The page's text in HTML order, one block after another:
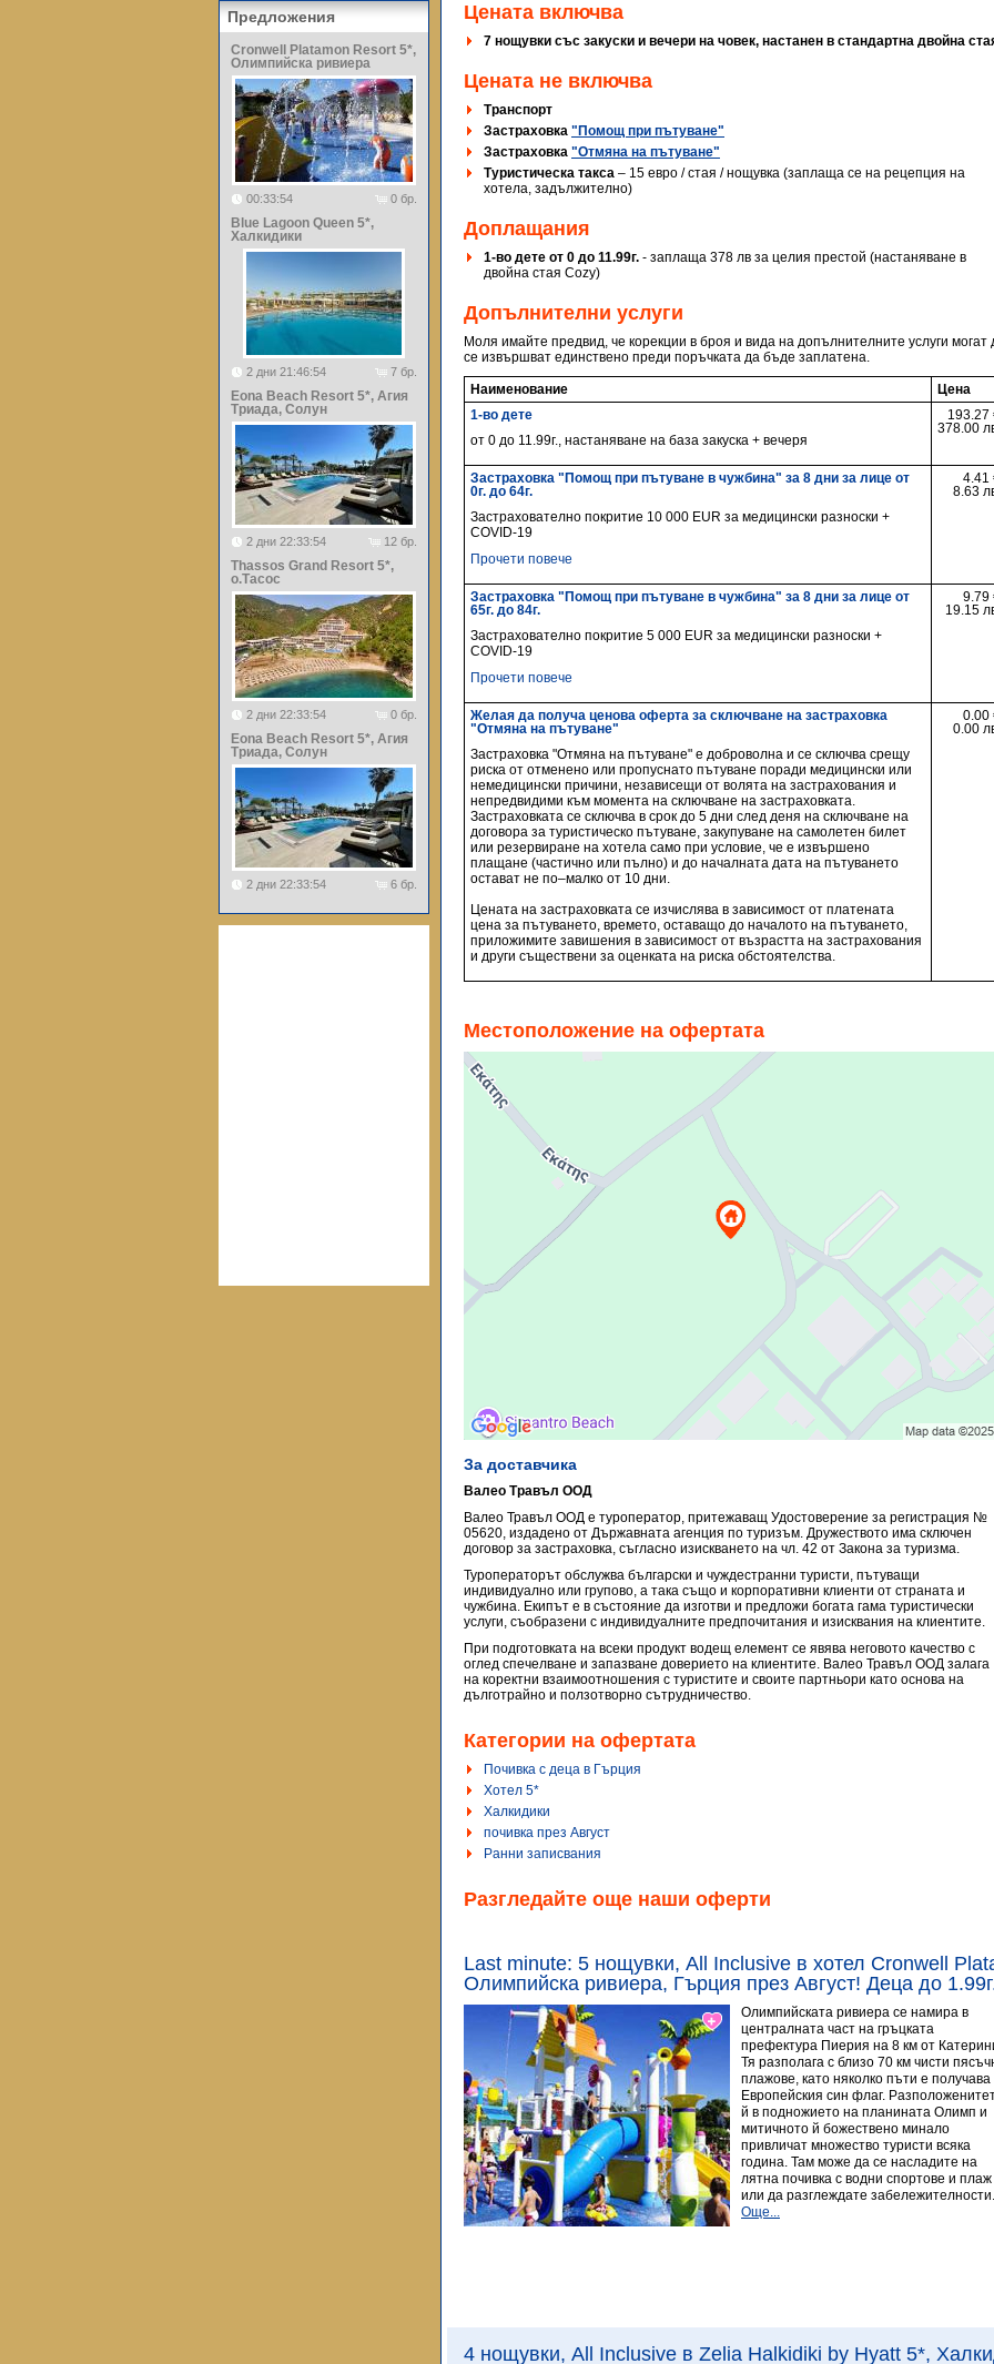
Цената включва
7 нощувки със закуски и вечери на човек, настанен в стандартна двойна
Цената не включва
Транспорт
Застраховка "Помощ при пътуване"
Застраховка "Отмяна на пътуване"
Туристическа такса – 15 евро / стая / нощувка (заплаща се на рецепция на
хотела, задължително)
Доплащания
1-во дете от 0 до 11.99г. - заплаща 378 лв за целия престой (настаняване в
двойна стая Cozy)
Допълнителни услуги
Моля имайте предвид, че корекции в броя и вида на допълнителните услуги могат
се извършват единствено преди поръчката да бъде заплатена.
Наименование
Цена
1-во дете
от 0 до 11.99г., настаняване на база закуска + вечеря
193.27
378.00
Застраховка "Помощ при пътуване в чужбина" за 8 дни за лице от
0г. до 64г.
Застрахователно покритие 10 000 EUR за медицински разноски +
COVID-19
Прочети повече
4.41
8.63
Застраховка "Помощ при пътуване в чужбина" за 8 дни за лице от
65г. до 84г.
Застрахователно покритие 5 000 EUR за медицински разноски +
COVID-19
Прочети повече
9.79
19.15
Желая да получа ценова оферта за сключване на застраховка
"Отмяна на пътуване"
Застраховка "Отмяна на пътуване" е доброволна и се сключва срещу
риска от отменено или пропуснато пътуване поради медицински или
немедицински причини, независещи от волята на застрахования и
непредвидими към момента на сключване на застраховката.
Застраховката се сключва в срок до 5 дни след деня на сключване на
договора за туристическо пътуване, закупуване на самолетен билет
или резервиране на хотела само при условие, че е извършено
плащане (частично или пълно) и до началната дата на пътуването
остават не по–малко от 10 дни.
Цената на застраховката се изчислява в зависимост от платената
цена за пътуването, времето, оставащо до началото на пътуването,
приложимите завишения в зависимост от възрастта на застрахования
и други съществени за оценката на риска обстоятелства.
0.00
0.00
Местоположение на офертата
За доставчика
Валео Травъл ООД
Валео Травъл ООД е туроператор, притежаващ Удостоверение за регистрация №
05620, издадено от Държавната агенция по туризъм. Дружеството има сключен
договор за застраховка, съгласно изискването на чл. 42 от Закона за туризма.
Туроператорът обслужва български и чуждестранни туристи, пътуващи
индивидуално или групово, а така също и корпоративни клиенти от страната и
чужбина. Екипът е в състояние да изготви и предложи богата гама туристически
услуги, съобразени с индивидуалните предпочитания и изисквания на клиентите.
При подготовката на всеки продукт водещ елемент се явява неговото качество с
оглед спечелване и запазване доверието на клиентите. Валео Травъл ООД залага
на коректни взаимоотношения с туристите и своите партньори като основа на
дълготрайно и ползотворно сътрудничество.
Категории на офертата
Почивка с деца в Гърция
Хотел 5*
Халкидики
почивка през Август
Ранни записвания
Разгледайте още наши оферти
Last minute: 5 нощувки, All Inclusive в хотел Cronwell
Олимпийска ривиера, Гърция през Август! Деца до
8.78 Превъзходен
Олимпийската ривиера се намира в
централната част на гръцката
префектура Пиерия на 8 км от
Тя разполага с близо 70 км чисти
плажове, като няколко пъти е получава
Европейския син флаг.
й в подножието на планината Олимп и
митичното й божествено минало
привличат множество туристи всяка
година. Там може да се насладите на
лятна почивка с водни спортове и плаж
или да разглеждате забележителности.
Още...
4 нощувки, All Inclusive в Zelia Halkidiki by Hyatt 5*,
Предложения
Cronwell Platamon Resort 5*,
Олимпийска ривиера
00:33:54 0 бр.
Blue Lagoon Queen 5*,
Халкидики
2 дни 21:46:54 7 бр.
Eona Beach Resort 5*, Агия
Триада, Солун
2 дни 22:33:54 12 бр.
Thassos Grand Resort 5*,
о.Тасос
2 дни 22:33:54 0 бр.
Eona Beach Resort 5*, Агия
Триада, Солун
2 дни 22:33:54 6 бр.